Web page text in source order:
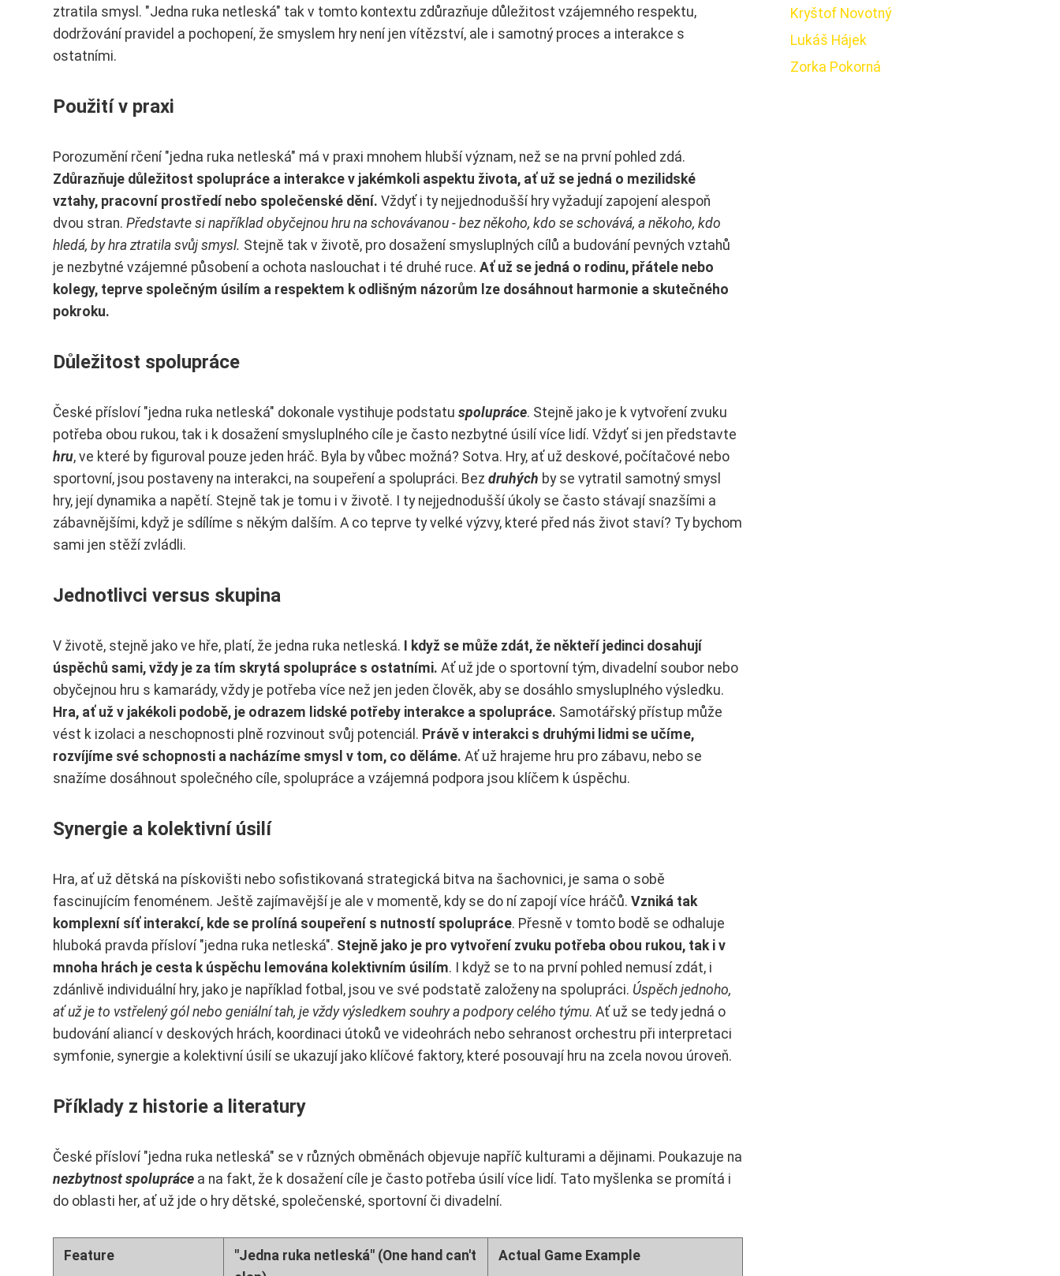
ztratila smysl. "Jedna ruka netleská" tak v tomto kontextu zdůrazňuje důležitost vzájemného respektu,
dodržování pravidel a pochopení, že smyslem hry není jen vítězství, ale i samotný proces a interakce s
ostatními.
Použití v praxi
Porozumění rčení "jedna ruka netleská" má v praxi mnohem hlubší význam, než se na první pohled zdá.
Zdůrazňuje důležitost spolupráce a interakce v jakémkoli aspektu života, ať už se jedná o mezilidské
vztahy, pracovní prostředí nebo společenské dění. Vždyť i ty nejjednodušší hry vyžadují zapojení alespoň
dvou stran. Představte si například obyčejnou hru na schovávanou - bez někoho, kdo se schovává, a někoho, kdo
hledá, by hra ztratila svůj smysl. Stejně tak v životě, pro dosažení smysluplných cílů a budování pevných vztahů
je nezbytné vzájemné působení a ochota naslouchat i té druhé ruce. Ať už se jedná o rodinu, přátele nebo
kolegy, teprve společným úsilím a respektem k odlišným názorům lze dosáhnout harmonie a skutečného
pokroku.
Důležitost spolupráce
České přísloví "jedna ruka netleská" dokonale vystihuje podstatu spolupráce. Stejně jako je k vytvoření zvuku
potřeba obou rukou, tak i k dosažení smysluplného cíle je často nezbytné úsilí více lidí. Vždyť si jen představte
hru, ve které by figuroval pouze jeden hráč. Byla by vůbec možná? Sotva. Hry, ať už deskové, počítačové nebo
sportovní, jsou postaveny na interakci, na soupeření a spolupráci. Bez druhých by se vytratil samotný smysl
hry, její dynamika a napětí. Stejně tak je tomu i v životě. I ty nejjednodušší úkoly se často stávají snazšími a
zábavnějšími, když je sdílíme s někým dalším. A co teprve ty velké výzvy, které před nás život staví? Ty bychom
sami jen stěží zvládli.
Jednotlivci versus skupina
V životě, stejně jako ve hře, platí, že jedna ruka netleská. I když se může zdát, že někteří jedinci dosahují
úspěchů sami, vždy je za tím skrytá spolupráce s ostatními. Ať už jde o sportovní tým, divadelní soubor nebo
obyčejnou hru s kamarády, vždy je potřeba více než jen jeden člověk, aby se dosáhlo smysluplného výsledku.
Hra, ať už v jakékoli podobě, je odrazem lidské potřeby interakce a spolupráce. Samotářský přístup může
vést k izolaci a neschopnosti plně rozvinout svůj potenciál. Právě v interakci s druhými lidmi se učíme,
rozvíjíme své schopnosti a nacházíme smysl v tom, co děláme. Ať už hrajeme hru pro zábavu, nebo se
snažíme dosáhnout společného cíle, spolupráce a vzájemná podpora jsou klíčem k úspěchu.
Synergie a kolektivní úsilí
Hra, ať už dětská na pískovišti nebo sofistikovaná strategická bitva na šachovnici, je sama o sobě
fascinujícím fenoménem. Ještě zajímavější je ale v momentě, kdy se do ní zapojí více hráčů. Vzniká tak
komplexní síť interakcí, kde se prolíná soupeření s nutností spolupráce. Přesně v tomto bodě se odhaluje
hluboká pravda přísloví "jedna ruka netleská". Stejně jako je pro vytvoření zvuku potřeba obou rukou, tak i v
mnoha hrách je cesta k úspěchu lemována kolektivním úsilím. I když se to na první pohled nemusí zdát, i
zdánlivě individuální hry, jako je například fotbal, jsou ve své podstatě založeny na spolupráci. Úspěch jednoho,
ať už je to vstřelený gól nebo geniální tah, je vždy výsledkem souhry a podpory celého týmu. Ať už se tedy jedná o
budování aliancí v deskových hrách, koordinaci útoků ve videohrách nebo sehranost orchestru při interpretaci
symfonie, synergie a kolektivní úsilí se ukazují jako klíčové faktory, které posouvají hru na zcela novou úroveň.
Příklady z historie a literatury
České přísloví "jedna ruka netleská" se v různých obměnách objevuje napříč kulturami a dějinami. Poukazuje na
nezbytnost spolupráce a na fakt, že k dosažení cíle je často potřeba úsilí více lidí. Tato myšlenka se promítá i
do oblasti her, ať už jde o hry dětské, společenské, sportovní či divadelní.
Feature
"Jedna ruka netleská" (One hand can't
Actual Game Example
Kryštof Novotný
Lukáš Hájek
Zorka Pokorná